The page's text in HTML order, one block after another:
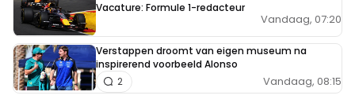
Vacature: Formule 1-redacteur
Vandaag, 07:20
Verstappen droomt van eigen museum na
inspirerend voorbeeld Alonso
Vandaag, 08:15
2